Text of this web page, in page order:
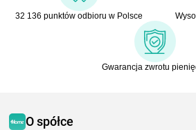
32 136 punktów odbioru w Polsce
Gwarancja zwrotu
O spółce